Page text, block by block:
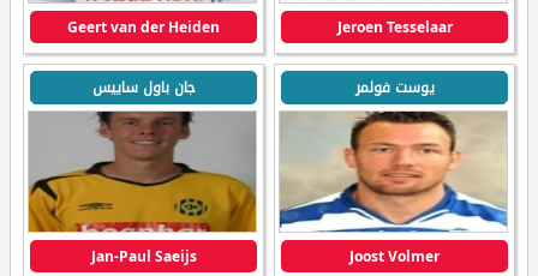
Jeroen Tesselaar
Geert van der Heiden
يوست فولمر
Joost Volmer
جان باول ساييس
Jan-Paul Saeijs